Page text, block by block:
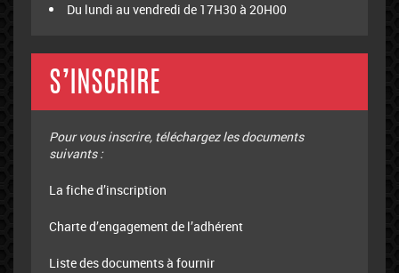
Du lundi au vendredi de 17H30 à 20H00
S’INSCRIRE
Pour vous inscrire, téléchargez les documents
suivants :
La fiche d’inscription
Charte d’engagement de l’adhérent
Liste des documents à fournir